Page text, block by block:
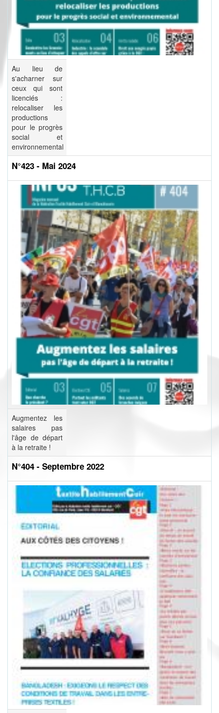
Au lieu de
s'acharner sur
ceux qui sont
licenciés :
relocaliser les
productions
pour le progrès
social et
environnemental
N°423 - Mai 2024
Augmentez les
salaires pas
l'âge de départ
à la retraite !
N°404 - Septembre 2022